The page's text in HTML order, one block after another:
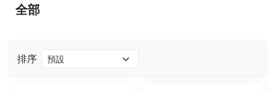
購物說明
門市資訊
排序
全部